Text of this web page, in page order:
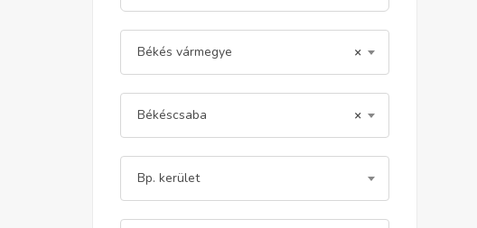
×
Békés vármegye
×
Békéscsaba
Bp. kerület